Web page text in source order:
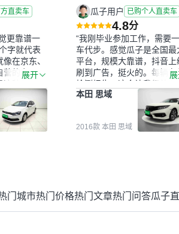
直卖车
更靠谱一
字就代表
在京东、
营的东西可
种刻板印
车的时候，
车、泡水车
报告其实
，因为我也
合的，所以
流程挺快
展开
瓜子用户 已购个人直卖车
4.8分
“我刚毕业参加工作，需要
车代步。感觉瓜子是全国最
平台，规模大靠谱，抖音上
刷到广告，挺火的。每辆车
检测报告，这个让我很放心
外面买车全凭卖家一张嘴，
买。我买了本田思域，白色
户次数少，公里数符合，虽
格比我心理预期略高一点，
价格比车商那便宜，车况也
本田 思域
2016款 本田 思域
门城市热门价格热门文章热门问答瓜子